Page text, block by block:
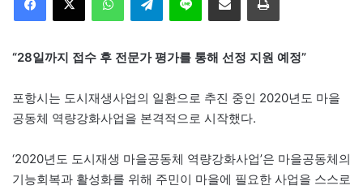
“28일까지 접수 후 전문가 평가를 통해 선정 지원 예정”
포항시는 도시재생사업의 일환으로 추진 중인 2020년도 마을
공동체 역량강화사업을 본격적으로 시작했다.
‘2020년도 도시재생 마을공동체 역량강화사업’은 마을공동체의
기능회복과 활성화를 위해 주민이 마을에 필요한 사업을 스스로